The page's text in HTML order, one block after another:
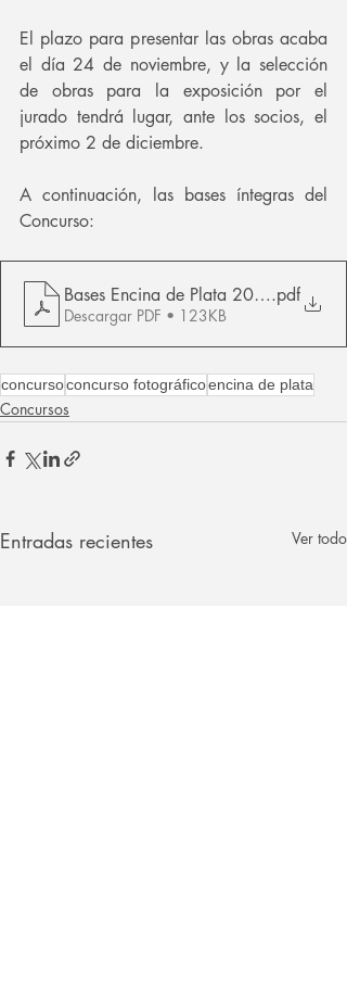
El plazo para presentar las obras acaba
el día 24 de noviembre, y la selección
de obras para la exposición por el
jurado tendrá lugar, ante los socios, el
próximo 2 de diciembre.
A continuación, las bases íntegras del
Concurso:
Bases Encina de Plata 2024.pdf
Descargar PDF • 123KB
concursoconcurso fotográficoencina de plata
Concursos
Entradas recientes Ver todo